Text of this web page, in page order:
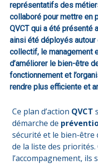
représentatifs des
collaboré pour mettre en
QVCT qui a été présenté
ainsi été déployés autour
collectif, le management
d’améliorer le bien-être
fonctionnement et
rendre plus efficiente et
Ce plan d’action QVCT
démarche de
sécurité et le bien-
de la liste des
l’accompagnement,